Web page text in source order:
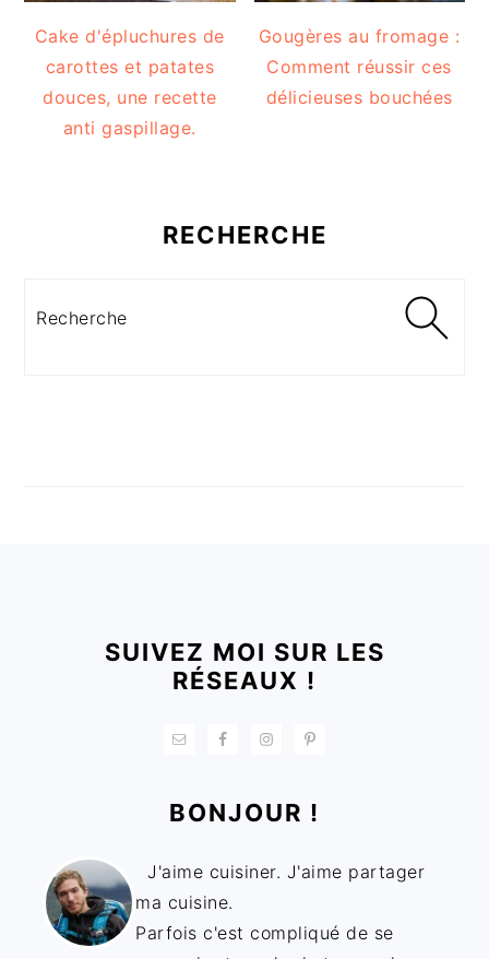
Cake d'épluchures de
carottes et patates
douces, une recette
anti gaspillage.
Gougères au fromage :
Comment réussir ces
délicieuses bouchées
RECHERCHE
SUIVEZ MOI SUR LES
RÉSEAUX !
BONJOUR !
J'aime cuisiner. J'aime partager
ma cuisine.
Parfois c'est compliqué de se